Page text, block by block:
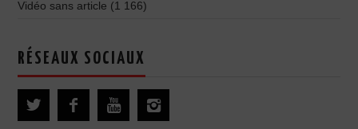
Vidéo sans article (1 166)
RÉSEAUX SOCIAUX